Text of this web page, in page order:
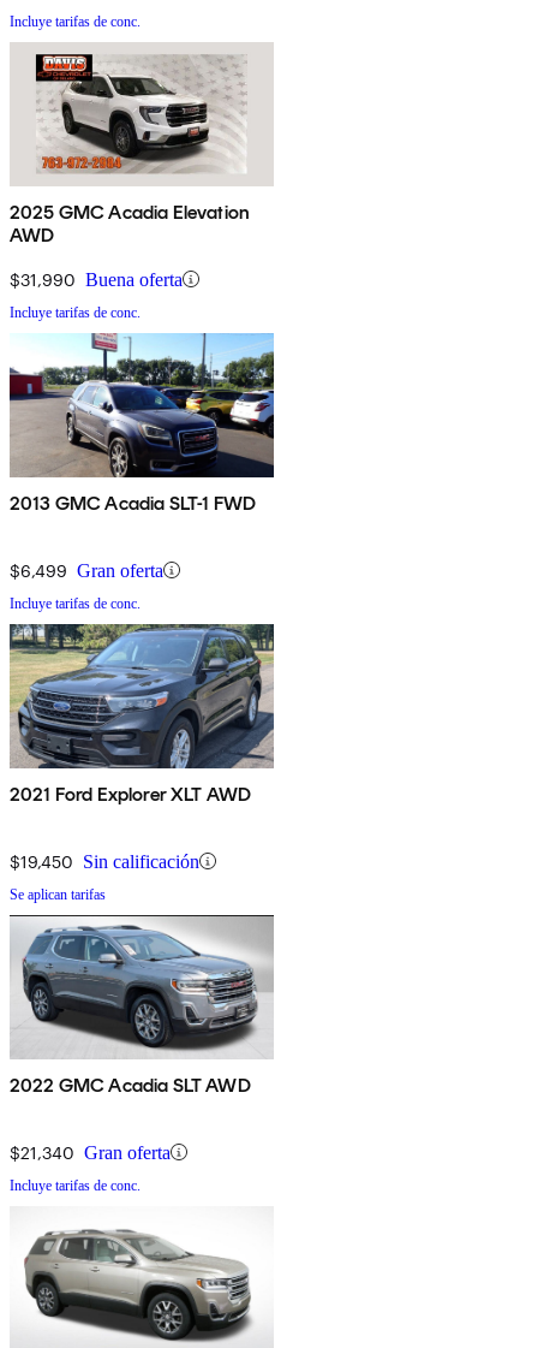
Incluye tarifas de conc.
2025 GMC Acadia Elevation
AWD
$31,990 Buena oferta
Incluye tarifas de conc.
2013 GMC Acadia SLT-1 FWD
$6,499 Gran oferta
Incluye tarifas de conc.
2021 Ford Explorer XLT AWD
$19,450 Sin calificación
Se aplican tarifas
2022 GMC Acadia SLT AWD
$21,340 Gran oferta
Incluye tarifas de conc.